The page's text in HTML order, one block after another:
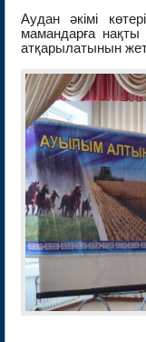
Аудан әкімі
мамандарға нақты
атқарылатынын